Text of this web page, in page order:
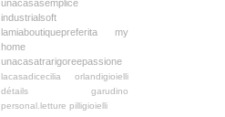
unacasasemplice
industrialsoft
lamiaboutiquepreferita
my
home
unacasatrarigoreepassione
lacasadicecilia
orlandigioielli
détails
garudino
personal.letture pilligioielli